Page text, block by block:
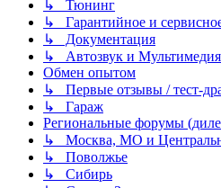
↳ Тюнинг
↳ Гарантийное и
↳ Документация
↳ Автозвук и Мультимедия
Обмен опытом
↳ Первые отзывы / тест-
↳ Гараж
Региональные форумы
↳ Москва, МО и
↳ Поволжье
↳ Сибирь